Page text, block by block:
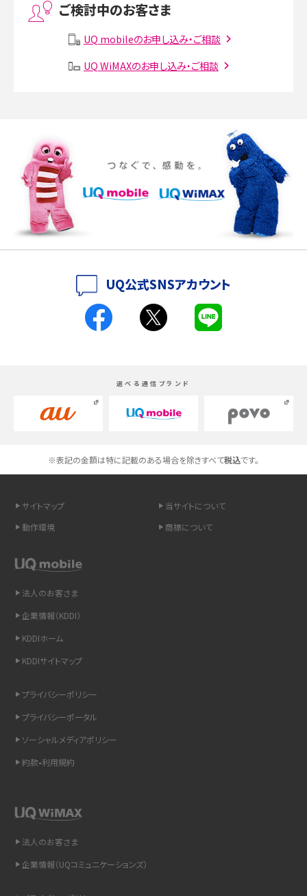
Instagram（インスタグラム）でスクショするとバレる？バレるケースや撮り方も解
SMSとは？料金やできること、注意点や届かない時の対処法を解説
iPhone 16eとiPhone SE（第3世代）の違いは？サイズやスペックを比較して解説
iPhone 16eとiPhone 14を徹底比較！スペック・機能の違いをわかりやすく紹介
iPhone 16シリーズのモデルを比較！価格・サイズ・カメラ性能の違いを徹底解説
iPhone 16とiPhone 15の違いは？カメラ・スペック・機能を徹底比較
スマホが高い理由は？購入費用を抑える方法や端末を選ぶ時の注意点を解説！
高校生にスマホ制限は必要？所持率やメリット・デメリットを詳しく紹介
スマホのネット通信速度が遅い原因は？すぐできる対処法や見直すポイントを解
iCloudの使用容量を減らす9つの方法！使用状況の確認手順も紹介
インスタのDMの送り方は？便利機能の使い方や注意点をわかりやすく解説
Bluetooth®とは？Wi-Fiとの違いやスマホ・PCとの接続方法を解説
「iPhoneを探す」の使い方と設定方法を紹介！ブラウザやアプリから探す方法を
詳しく解説
Wi-Fiを快適に使うための速度はどれくらい？用途別の目安・回線ごとの平均を
ご検討中のお客さま
UQ mobileのお申し込み・ご相談
UQ WiMAXのお申し込み・ご相談
UQ公式SNSアカウント
選べる通信ブランド
※表記の金額は特に記載のある場合を除きすべて税込です。
サイトマップ
当サイトについて
動作環境
商標について
法人のお客さま
企業情報（KDDI）
KDDIホーム
KDDIサイトマップ
プライバシーポリシー
プライバシーポータル
ソーシャルメディアポリシー
約款•利用規約
法人のお客さま
企業情報（UQコミュニケーションズ）